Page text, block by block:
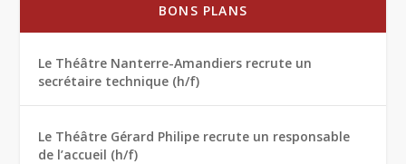
BONS PLANS
Le Théâtre Nanterre-Amandiers recrute un
secrétaire technique (h/f)
Le Théâtre Gérard Philipe recrute un responsable
de l’accueil (h/f)